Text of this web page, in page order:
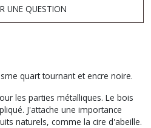
UNE QUESTION
quart tournant et encre noire.
les parties métalliques. Le bois
J'attache une importance
naturels, comme la cire d'abeille.